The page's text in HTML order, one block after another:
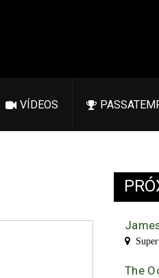
VÍDEOS
The